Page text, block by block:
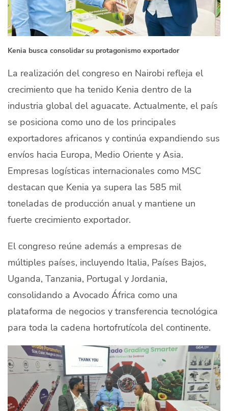
Kenia busca consolidar su protagonismo exportador
La realización del congreso en Nairobi refleja el
crecimiento que ha tenido Kenia dentro de la
industria global del aguacate. Actualmente, el país
se posiciona como uno de los principales
exportadores africanos y continúa expandiendo sus
envíos hacia Europa, Medio Oriente y Asia.
Empresas logísticas internacionales como MSC
destacan que Kenia ya supera las 585 mil
toneladas de producción anual y mantiene un
fuerte crecimiento exportador.
El congreso reúne además a empresas de
múltiples países, incluyendo Italia, Países Bajos,
Uganda, Tanzania, Portugal y Jordania,
consolidando a Avocado África como una
plataforma de negocios y transferencia tecnológica
para toda la cadena hortofrutícola del continente.